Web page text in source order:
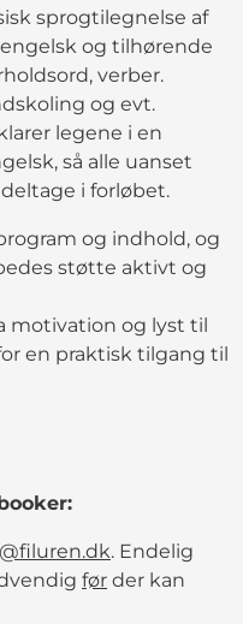
sprogtilegnelse af
og tilhørende
verber.
og evt.
legene i en
så alle uanset
i forløbet.
og indhold, og
støtte aktivt og
motivation og lyst til
en praktisk tilgang til
. Endelig
før der kan